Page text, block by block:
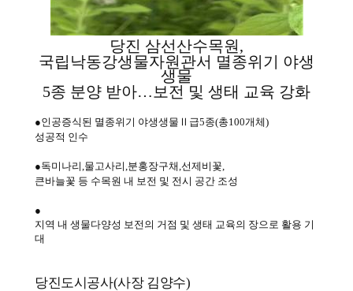
당진 삼선산수목원 ,
국립낙동강생물자원관서 멸종위기 야생
생물
5종 분양 받아… 보전 및 생태 교육 강화
●인공증식된 멸종위기 야생생물 Ⅱ 급5종(총100개체)
성공적 인수
●독미나리 물고사리 분홍장구채 선제비꽃
큰바늘꽃 등 수목원 내 보전 및 전시 공간 조성
●
지역 내 생물다양성 보전의 거점 및 생태 교육의 장으로 활용 기
대
당진도시공사(사장 김양수)